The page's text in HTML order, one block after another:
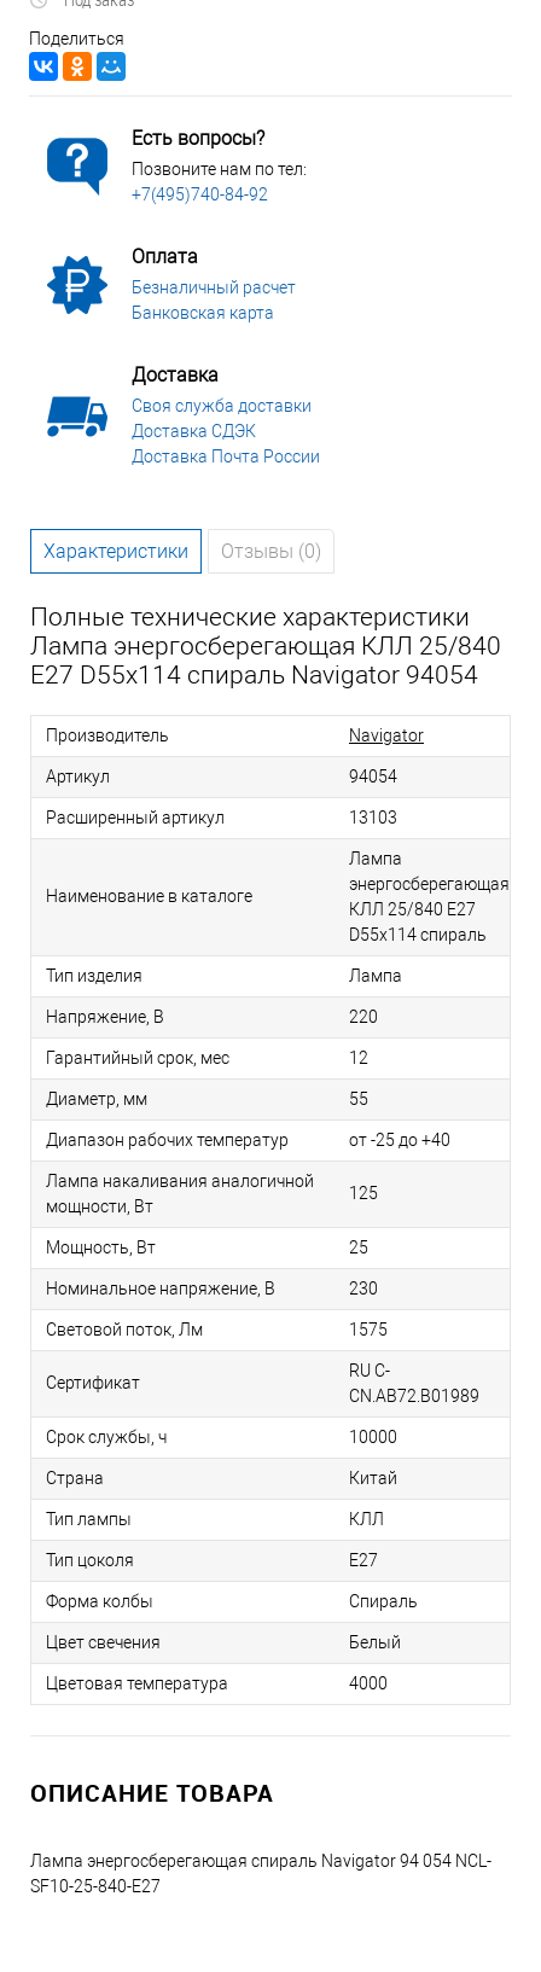
Поделиться
Есть вопросы?
Позвоните нам по тел:
+7(495)740-84-92
Оплата
Безналичный расчет
Банковская карта
Доставка
Своя служба доставки
Доставка СДЭК
Доставка Почта России
Характеристики Отзывы (0)
Полные технические характеристики
Лампа энергосберегающая КЛЛ 25/840
Е27 D55x114 спираль Navigator 94054
Производитель Navigator
Артикул 94054
Расширенный артикул 13103
Наименование в каталоге
Лампа
энергосберегающая
КЛЛ 25/840 Е27
D55x114 спираль
Тип изделия Лампа
Напряжение, В 220
Гарантийный срок, мес 12
Диаметр, мм 55
Диапазон рабочих температур от -25 до +40
Лампа накаливания аналогичной
мощности, Вт
125
Мощность, Вт 25
Номинальное напряжение, В 230
Световой поток, Лм 1575
Сертификат
RU C-
CN.AB72.B01989
Срок службы, ч 10000
Страна Китай
Тип лампы КЛЛ
Тип цоколя E27
Форма колбы Спираль
Цвет свечения Белый
Цветовая температура 4000
ОПИСАНИЕ ТОВАРА
Лампа энергосберегающая спираль Navigator 94 054 NCL-
SF10-25-840-E27